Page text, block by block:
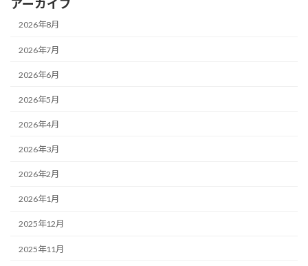
アーカイブ
2026年8月
2026年7月
2026年6月
2026年5月
2026年4月
2026年3月
2026年2月
2026年1月
2025年12月
2025年11月